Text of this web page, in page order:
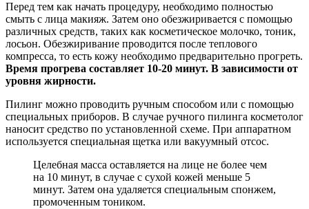
Перед тем как начать процедуру, необходимо полностью
смыть с лица макияж. Затем оно обезжиривается с помощью
различных средств, таких как косметическое молочко, тоник,
лосьон. Обезжиривание проводится после теплового
компресса, то есть кожу необходимо предварительно прогреть.
Время прогрева составляет 10-20 минут. В зависимости от
уровня жирности.
Пилинг можно проводить ручным способом или с помощью
специальных приборов. В случае ручного пилинга косметолог
наносит средство по установленной схеме. При аппаратном
используется специальная щетка или вакуумный отсос.
Целебная масса оставляется на лице не более чем
на 10 минут, в случае с сухой кожей меньше 5
минут. Затем она удаляется специальным спонжем,
промоченным тоником.